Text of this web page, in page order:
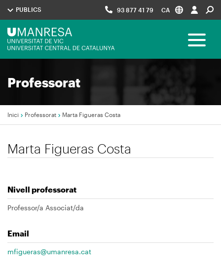
Menú
UManresa
PUBLICS 93 877 41 79 CA
Navegació
Toggle
Professorat
d'Ariadna
Inici Professorat Marta Figueras Costa
Marta Figueras Costa
Nivell professorat
Professor/a Associat/da
Email
mfigueras@umanresa.cat